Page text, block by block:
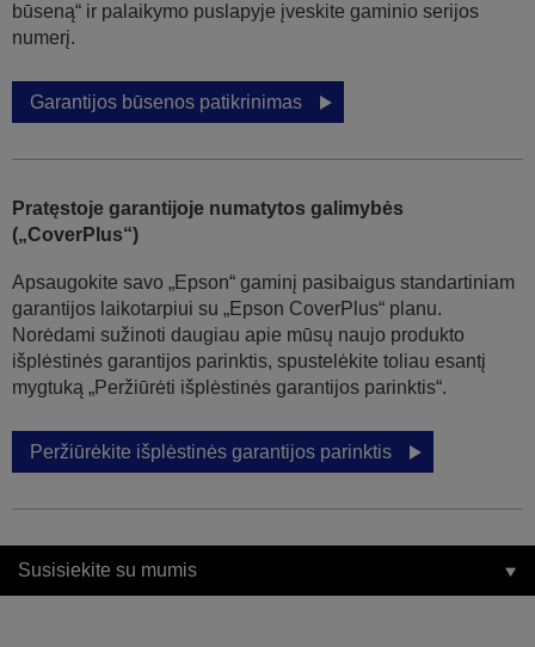
būseną“ ir palaikymo puslapyje įveskite gaminio serijos
numerį.
Garantijos būsenos patikrinimas
Pratęstoje garantijoje numatytos galimybės
(„CoverPlus“)
Apsaugokite savo „Epson“ gaminį pasibaigus standartiniam
garantijos laikotarpiui su „Epson CoverPlus“ planu.
Norėdami sužinoti daugiau apie mūsų naujo produkto
išplėstinės garantijos parinktis, spustelėkite toliau esantį
mygtuką „Peržiūrėti išplėstinės garantijos parinktis“.
Peržiūrėkite išplėstinės garantijos parinktis
Susisiekite su mumis